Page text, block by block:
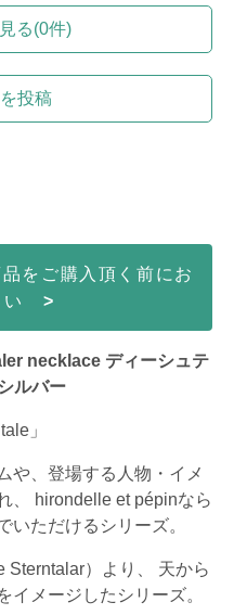
る(0件)
投稿
をご購入頂く前にお
い >
necklace ディーシュテ
ルバー
」
や、登場する人物・イメ
、 hirondelle et pépinなら
いただけるシリーズ。
Sterntalar）より、 天から
イメージしたシリーズ。